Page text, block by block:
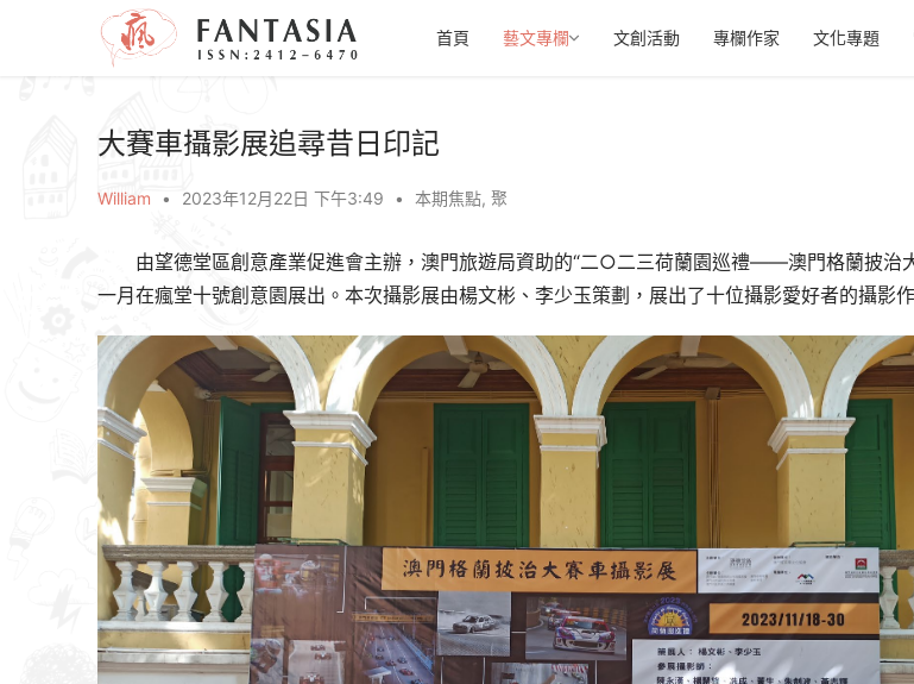
首頁 藝文專欄 文創活動 專欄作家 文化專題
大賽車攝影展追尋昔日印記
William • 2023年12月22日 下午3:49 • 本期焦點, 聚
由望德堂區創意產業促進會主辦，澳門旅遊局資助的“二○二三荷蘭園巡禮——澳門格蘭披治
一月在瘋堂十號創意園展出。本次攝影展由楊文彬、李少玉策劃，展出了十位攝影愛好者的攝影